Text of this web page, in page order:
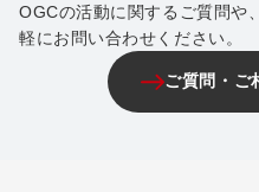
OGCの活動に関するご質問や
軽にお問い合わせください。
ご質問・ご